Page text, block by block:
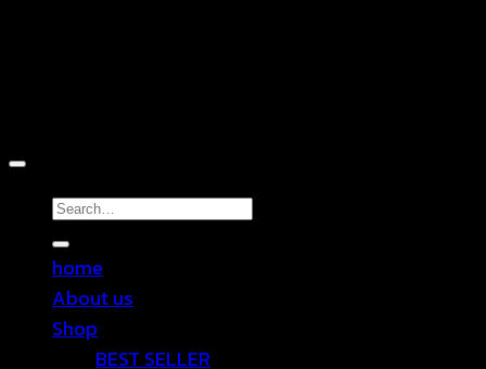
Search
for:
home
About us
Shop
BEST SELLER